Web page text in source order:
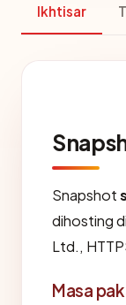
Ikhtisar
Snapshot
dihosting
Ltd.,
Masa